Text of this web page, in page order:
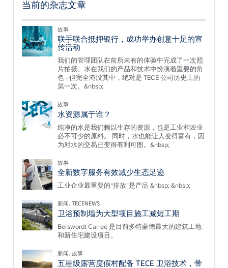
当前的杂志文章
故事
联手联合抵押银行，成功举办创意十足的宣
传活动
我们的管理团队在前所未有的体验中完成了一次照
片拍摄。水在我们的产品和技术中扮演着重要的角
色 - 但完全淹没其中，绝对是 TECE 公司历史上的
第一次。&nbsp;
故事
水资源属于谁？
纯净的水是我们赖以生存的资源，也是工业和农业
必不可少的原料。 同时，水也能让人变得富有，因
为对水的交易已变得有利可图。&nbsp;
故事
全新数字服务有效减少生态足迹
工业企业最重要的“排放”是产品 &nbsp; &nbsp;
新闻, TECENEWS
卫浴预制墙为大型项目施工减短工期
Berswordt Carree 是目前多特蒙德最大的建筑工地
和新住宅建设项目。
新闻, 故事
五星级露营度假村配备 TECE 卫浴技术，带